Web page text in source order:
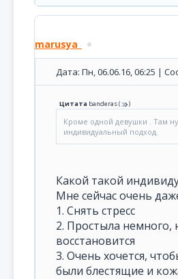
marusya_
Дата: Пн, 06.06.16, 06:25 |
Цитата banderas( )
Кроме одной девушки . Там
индивидуальный подход.
Какой такой
Мне сейчас очень
1. Снять стресс
2. Простыла немного,
восстановится
3. Очень хочется,
были блестящие и